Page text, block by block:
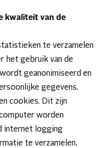
kwaliteit van de
te verzamelen
het gebruik van de
geanonimiseerd en
gegevens.
cookies. Dit zijn
worden
internet logging
te verzamelen.